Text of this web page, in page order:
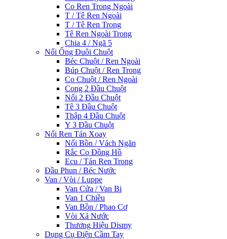
Co Ren Trong Ngoài
T / Tê Ren Ngoài
T / Tê Ren Trong
Tê Ren Ngoài Trong
Chia 4 / Ngã 5
Nối Ống Đuôi Chuột
Béc Chuột / Ren Ngoài
Búp Chuột / Ren Trong
Co Chuột / Ren Ngoài
Cong 2 Đầu Chuột
Nối 2 Đầu Chuột
Tê 3 Đầu Chuột
Thập 4 Đầu Chuột
Y 3 Đầu Chuột
Nối Ren Tán Xoay
Nối Bồn / Vách Ngăn
Rắc Co Đồng Hồ
Ecu / Tán Ren Trong
Đầu Phun / Béc Nước
Van / Vòi / Luppe
Van Cửa / Van Bi
Van 1 Chiều
Van Bồn / Phao Cơ
Vòi Xả Nước
Thương Hiệu Dismy
Dụng Cụ Điện Cầm Tay